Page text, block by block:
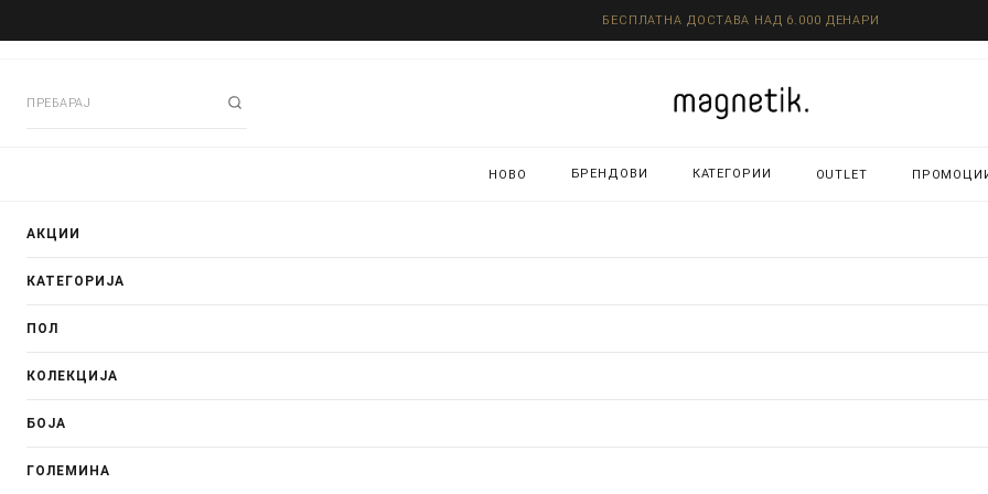
БЕСПЛАТНА ДОСТАВА НАД 6.000 ДЕНАРИ
НОВО БРЕНДОВИ КАТЕГОРИИ OUTLET
АКЦИИ
КАТЕГОРИЈА
ПОЛ
КОЛЕКЦИЈА
БОЈА
ГОЛЕМИНА